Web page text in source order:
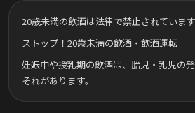
20歳未満の飲酒は法律で禁止されています
ストップ！20歳未満の飲酒・飲酒運転
妊娠中や授乳期の飲酒は、胎児・乳児の
それがあります。